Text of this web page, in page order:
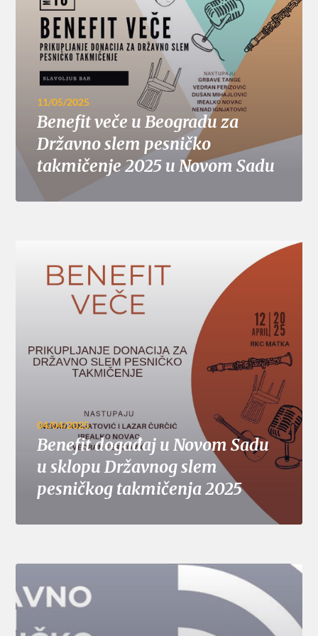
11/05/2025
Benefit veče u Beogradu za
Državno slem pesničko
takmičenje 2025 u Novom Sadu
04/04/2025
Benefit događaj u Novom Sadu
u sklopu Državnog slem
pesničkog takmičenja 2025